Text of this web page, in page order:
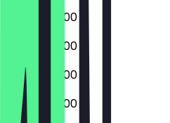
06:00 - 20:00
06:00 - 20:00
06:00 - 20:00
06:00 - 20:00